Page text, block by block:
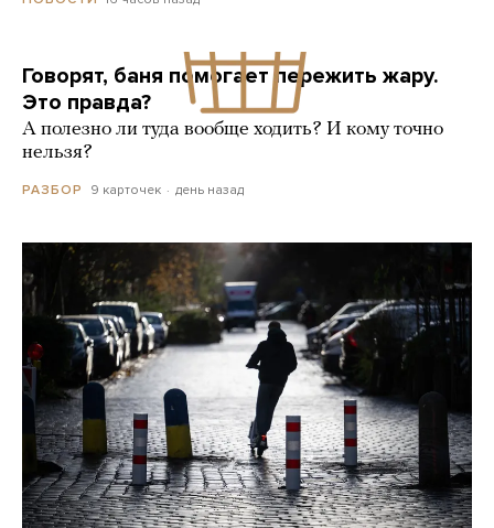
Говорят, баня помогает пережить жару.
Это правда?
А полезно ли туда вообще ходить? И кому точно
нельзя?
РАЗБОР 9 карточек день назад